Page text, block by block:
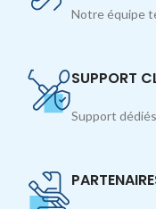
Notre équipe
SUPPORT
Support